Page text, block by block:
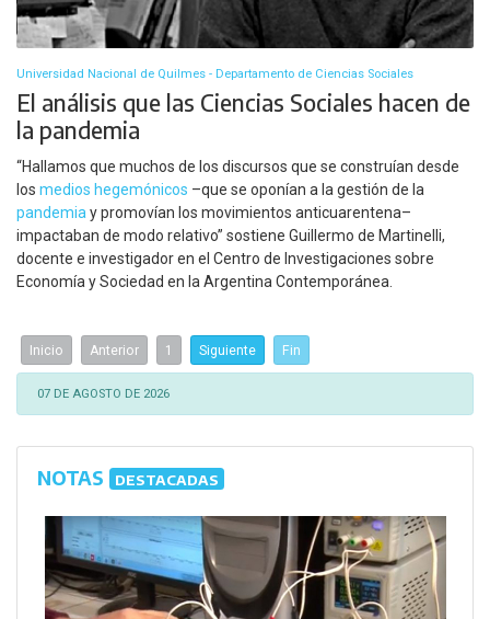
Universidad Nacional de Quilmes - Departamento de Ciencias Sociales
El análisis que las Ciencias Sociales hacen de
la pandemia
“Hallamos que muchos de los discursos que se construían desde
los medios hegemónicos –que se oponían a la gestión de la
pandemia y promovían los movimientos anticuarentena–
impactaban de modo relativo” sostiene Guillermo de Martinelli,
docente e investigador en el Centro de Investigaciones sobre
Economía y Sociedad en la Argentina Contemporánea.
Inicio Anterior 1 Siguiente Fin
07 DE AGOSTO DE 2026
NOTAS DESTACADAS